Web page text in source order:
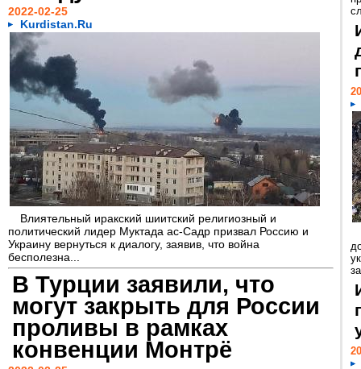
2022-02-25
Kurdistan.Ru
Влиятельный иракский шиитский религиозный и
политический лидер Муктада ас-Садр призвал Россию и
Украину вернуться к диалогу, заявив, что война
бесполезна...
В Турции заявили, что
могут закрыть для России
проливы в рамках
конвенции Монтрё